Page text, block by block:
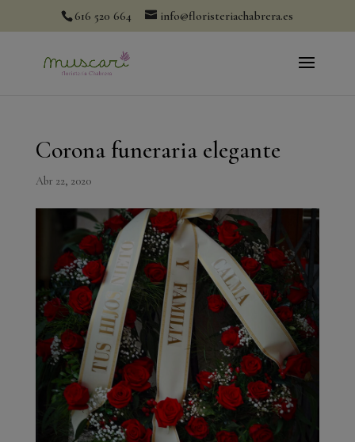
616 520 664 info@floristeriachabrera.es
Corona funeraria elegante
Abr 22, 2020
modal-check